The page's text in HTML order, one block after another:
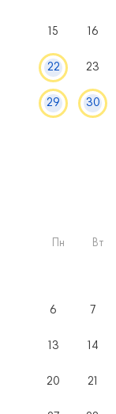
15 16
22 23
29 30
Пн Вт
6 7
13 14
20 21